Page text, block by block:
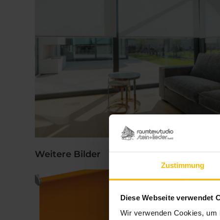
Zustimmung
Diese Webseite verwendet
Wir verwenden Cookies,
Weitere Bilder